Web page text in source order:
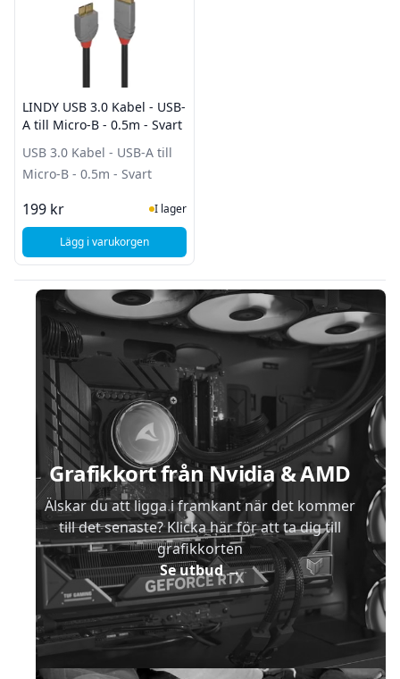
LINDY USB 3.0 Kabel - USB-
A till Micro-B - 0.5m - Svart
USB 3.0 Kabel - USB-A till
Micro-B - 0.5m - Svart
199 kr I Lager
I lager
Lägg i varukorgen, LINDY USB 3.0 Kabel - USB-A till Micro-B - 0.5m - Svart
Grafikkort från Nvidia & AMD
Älskar du att ligga i framkant när det kommer
till det senaste? Klicka här för att ta dig till
grafikkorten
Se utbud→